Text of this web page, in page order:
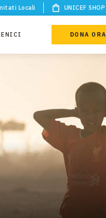
Locali UNICEF SHOP
DONA ORA